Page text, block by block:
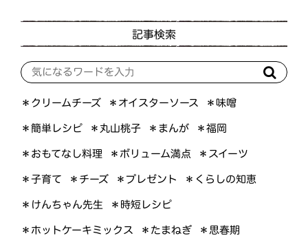
記事検索
＊クリームチーズ ＊オイスターソース ＊味噌
＊簡単レシピ ＊丸山桃子 ＊まんが ＊福岡
＊おもてなし料理 ＊ボリューム満点 ＊スイーツ
＊子育て ＊チーズ ＊プレゼント ＊くらしの知恵
＊けんちゃん先生 ＊時短レシピ
＊ホットケーキミックス ＊たまねぎ ＊思春期